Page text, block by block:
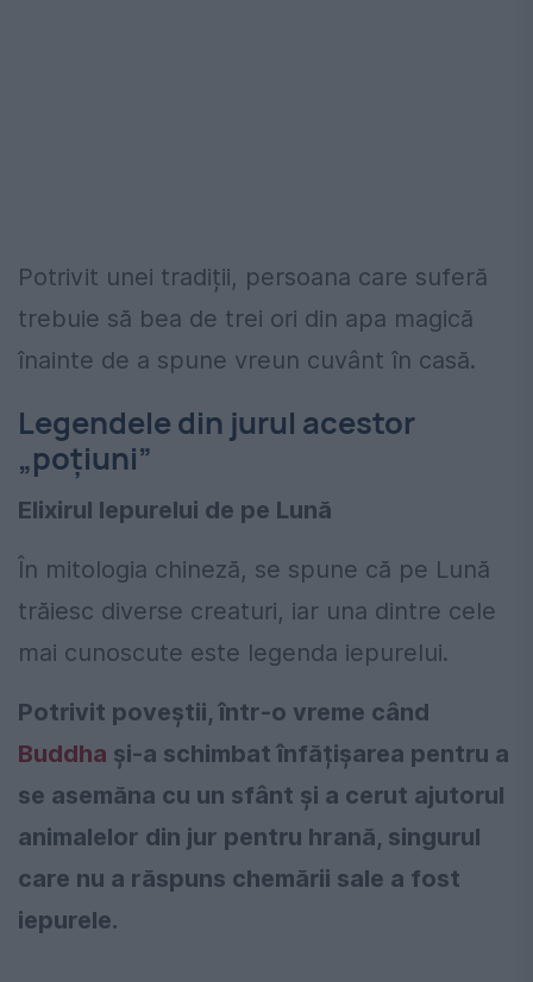
Potrivit unei tradiții, persoana care suferă
trebuie să bea de trei ori din apa magică
înainte de a spune vreun cuvânt în casă.
Legendele din jurul acestor
„poțiuni”
Elixirul Iepurelui de pe Lună
În mitologia chineză, se spune că pe Lună
trăiesc diverse creaturi, iar una dintre cele
mai cunoscute este legenda iepurelui.
Potrivit poveștii, într-o vreme când
Buddha și-a schimbat înfățișarea pentru a
se asemăna cu un sfânt și a cerut ajutorul
animalelor din jur pentru hrană, singurul
care nu a răspuns chemării sale a fost
iepurele.